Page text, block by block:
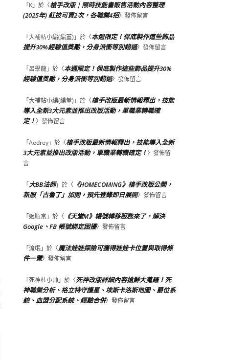
「K」於〈槍手改版｜限時技能書販售活動內容整理
(2025年) 紅技可買2次，各職業4招〉發佈留言
「大補帖小編(編董) 」於〈本週限定！保底製作這些飾品
提升30%經驗值獎勵，分身流衝等別錯過〉發佈留言
「呂學龍」於〈本週限定！保底製作這些飾品提升30%
經驗值獎勵，分身流衝等別錯過〉發佈留言
「大補帖小編(編董) 」於〈槍手改版最新情報釋出，技能
導入全新3大元素並推出改版活動，單職業轉職確
定！〉發佈留言
「Aedrey」於〈槍手改版最新情報釋出，技能導入全新
3大元素並推出改版活動，單職業轉職確定！〉發佈留
言
「大BB法師」於〈 《HOMECOMING》槍手改版公開，
新服「古魯丁」加開，預先登錄即日展開〉發佈留言
「姬順富 」於〈 《天堂M》帳號轉移服務來了，解決
Google、FB 帳號綁定困擾〉發佈留言
「流氓」於〈魔法娃娃探險可獲得娃娃卡位置與取得條
件一覽〉發佈留言
「死神杜小帅 」於〈死神改版詳細內容搶鮮大蒐羅！死
神職業分析、格立特守護星、埃斯卡洛斯地圖、爵位系
統、血盟分配系統、經驗合併〉發佈留言